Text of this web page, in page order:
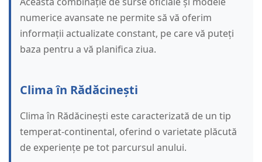
numerice avansate ne permite să vă oferim
informații actualizate constant, pe care vă puteți
baza pentru a vă planifica ziua.
Clima în Rădăcinești
Clima în Rădăcinești este caracterizată de un tip
temperat-continental, oferind o varietate plăcută
de experiențe pe tot parcursul anului.